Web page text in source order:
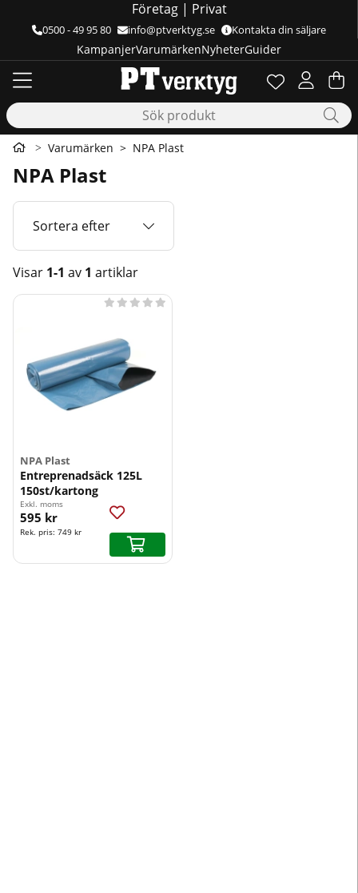
Företag| Privat
0500 - 49 95 80 info@ptverktyg.se Kontakta din säljare
Önskelista
Antal i
. .
KampanjerVarumärkenNyheterGuider
Varumärken NPA Plast
NPA Plast
Sortera efter
Visar 1-1 av 1 artiklar
Produkter
NPA Plast
Entreprenadsäck 125L
150st/kartong
    
Exkl. moms
595 kr
Rek. pris: 749 kr